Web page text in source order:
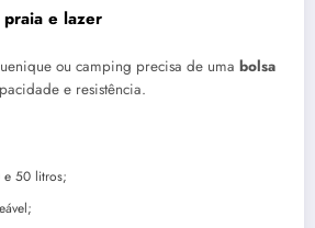
praia e lazer
ou camping precisa de uma bolsa
e resistência.
e 50 litros;